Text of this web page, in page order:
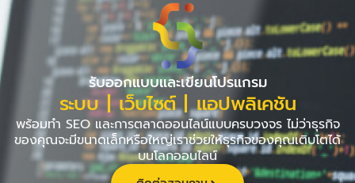
Skip
to
content
รับออกแบบและเขียนโปรแกรม
ระบบ | เว็บไซต์ | แอปพลิเคชัน
พร้อมทำ SEO และการตลาดออนไลน์แบบครบวงจร ไม่ว่าธุรกิจ
ของคุณจะมีขนาดเล็กหรือใหญ่เราช่วยให้ธุรกิจของคุณเติบโตได้
บนโลกออนไลน์